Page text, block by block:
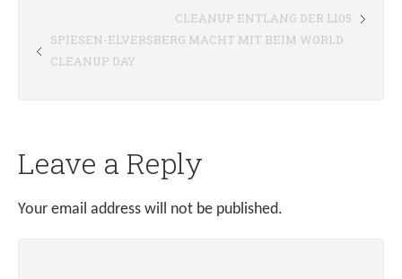
CLEANUP ENTLANG DER L105
SPIESEN-ELVERSBERG MACHT MIT BEIM WORLD
CLEANUP DAY
Leave a Reply
Your email address will not be published.